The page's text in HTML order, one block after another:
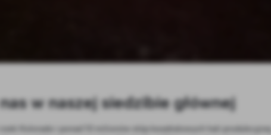
w naszej siedzibie głównej
Kolorado i ponad 10 milionów stóp kwadratowych hali produkcyjnej,